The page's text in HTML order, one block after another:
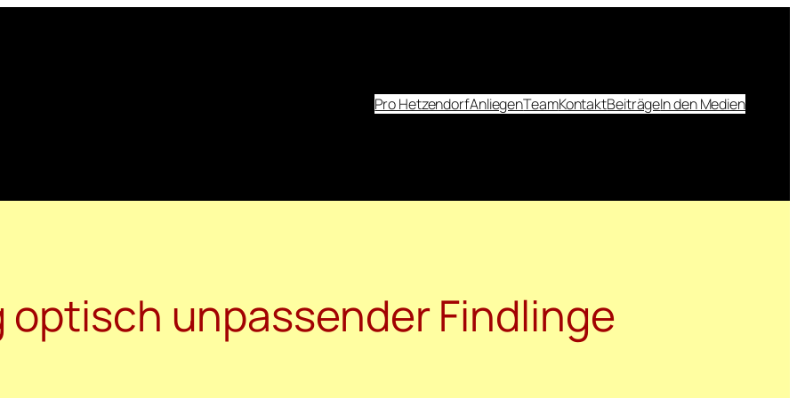
Pro HetzendorfAnliegenTeamKontaktBeiträgeIn den Medien
unpassender Findlinge